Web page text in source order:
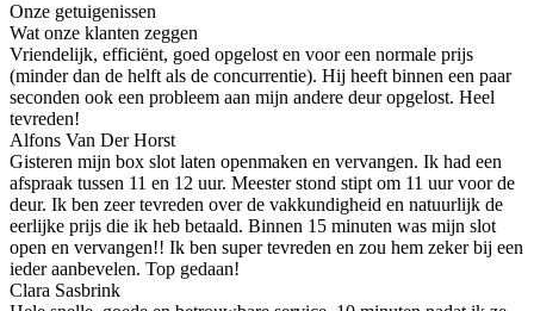
Onze getuigenissen
Wat onze klanten zeggen
Vriendelijk, efficiënt, goed opgelost en voor een normale prijs
(minder dan de helft als de concurrentie). Hij heeft binnen een paar
seconden ook een probleem aan mijn andere deur opgelost. Heel
tevreden!
Alfons Van Der Horst
Gisteren mijn box slot laten openmaken en vervangen. Ik had een
afspraak tussen 11 en 12 uur. Meester stond stipt om 11 uur voor de
deur. Ik ben zeer tevreden over de vakkundigheid en natuurlijk de
eerlijke prijs die ik heb betaald. Binnen 15 minuten was mijn slot
open en vervangen!! Ik ben super tevreden en zou hem zeker bij een
ieder aanbevelen. Top gedaan!
Clara Sasbrink